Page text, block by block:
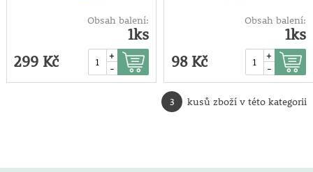
Obsah balení:
1ks
299 Kč
+
-
Obsah balení:
1ks
98 Kč
+
-
3 kusů zboží v této kategorii